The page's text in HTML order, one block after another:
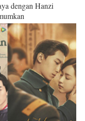
dengan Hanzi